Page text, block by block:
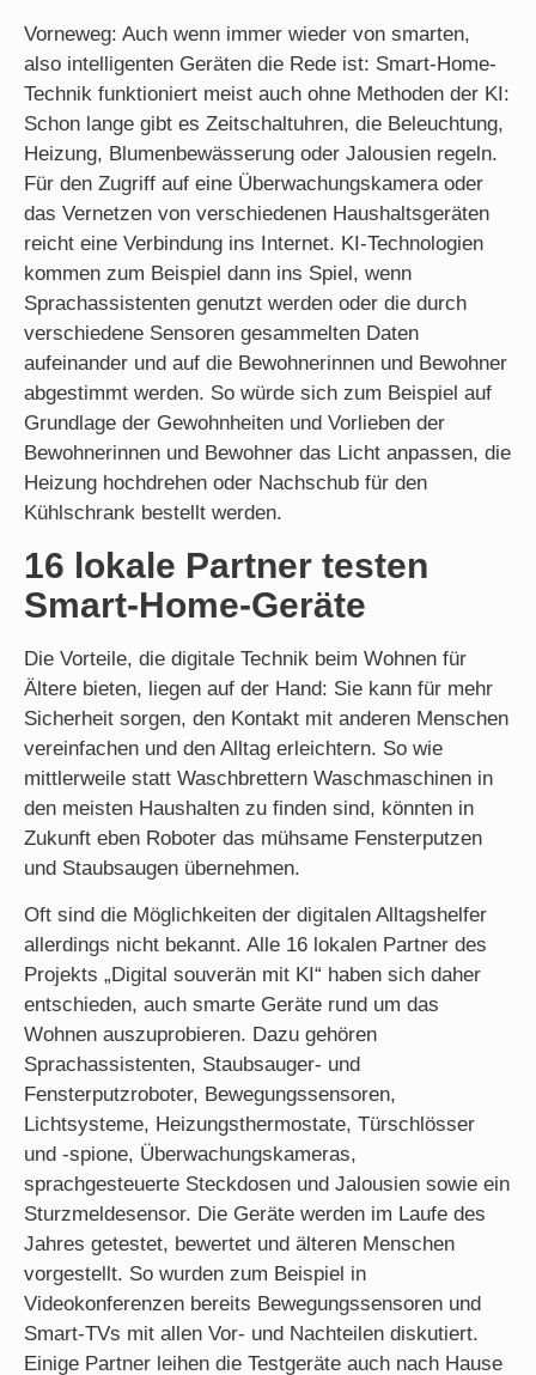
Vorneweg: Auch wenn immer wieder von smarten,
also intelligenten Geräten die Rede ist: Smart-Home-
Technik funktioniert meist auch ohne Methoden der KI:
Schon lange gibt es Zeitschaltuhren, die Beleuchtung,
Heizung, Blumenbewässerung oder Jalousien regeln.
Für den Zugriff auf eine Überwachungskamera oder
das Vernetzen von verschiedenen Haushaltsgeräten
reicht eine Verbindung ins Internet. KI-Technologien
kommen zum Beispiel dann ins Spiel, wenn
Sprachassistenten genutzt werden oder die durch
verschiedene Sensoren gesammelten Daten
aufeinander und auf die Bewohnerinnen und Bewohner
abgestimmt werden. So würde sich zum Beispiel auf
Grundlage der Gewohnheiten und Vorlieben der
Bewohnerinnen und Bewohner das Licht anpassen, die
Heizung hochdrehen oder Nachschub für den
Kühlschrank bestellt werden.
16 lokale Partner testen
Smart-Home-Geräte
Die Vorteile, die digitale Technik beim Wohnen für
Ältere bieten, liegen auf der Hand: Sie kann für mehr
Sicherheit sorgen, den Kontakt mit anderen Menschen
vereinfachen und den Alltag erleichtern. So wie
mittlerweile statt Waschbrettern Waschmaschinen in
den meisten Haushalten zu finden sind, könnten in
Zukunft eben Roboter das mühsame Fensterputzen
und Staubsaugen übernehmen.
Oft sind die Möglichkeiten der digitalen Alltagshelfer
allerdings nicht bekannt. Alle 16 lokalen Partner des
Projekts „Digital souverän mit KI“ haben sich daher
entschieden, auch smarte Geräte rund um das
Wohnen auszuprobieren. Dazu gehören
Sprachassistenten, Staubsauger- und
Fensterputzroboter, Bewegungssensoren,
Lichtsysteme, Heizungsthermostate, Türschlösser
und -spione, Überwachungskameras,
sprachgesteuerte Steckdosen und Jalousien sowie ein
Sturzmeldesensor. Die Geräte werden im Laufe des
Jahres getestet, bewertet und älteren Menschen
vorgestellt. So wurden zum Beispiel in
Videokonferenzen bereits Bewegungssensoren und
Smart-TVs mit allen Vor- und Nachteilen diskutiert.
Einige Partner leihen die Testgeräte auch nach Hause